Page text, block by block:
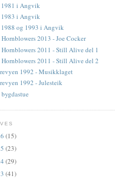
1981 i Angvik
1983 i Angvik
1988 og 1993 i Angvik
2013 - Joe Cocker
2011 - Still Alive del 1
2011 - Still Alive del 2
1992 - Musikklaget
1992 - Julesteik
(15)
(23)
(29)
(41)